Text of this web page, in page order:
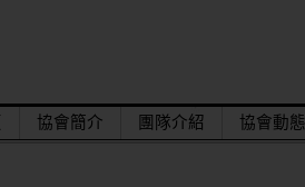
協會簡介 團隊介紹 協會動態